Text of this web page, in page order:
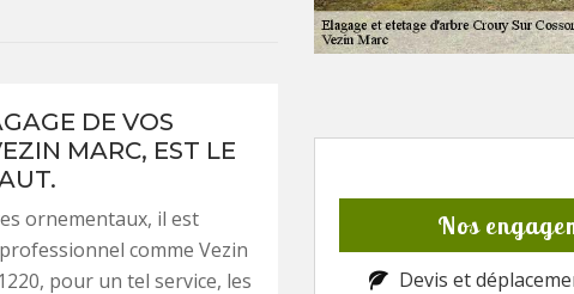
DE VOS
MARC, EST LE
ornementaux, il est
comme Vezin
pour un tel service, les
Nos
Devis et